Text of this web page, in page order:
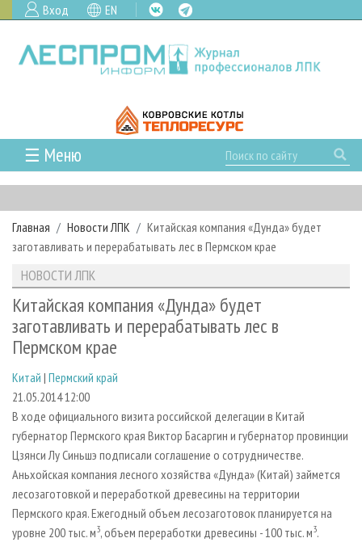
Вход EN
☰ Меню
ГЛАВНАЯ
РУБРИКИ И ТЕМЫ
РУБРИКИ ЖУРНАЛА
ЛЕСОЗАГОТОВКА
ЛЕСОПИЛЕНИЕ
ДЕРЕВООБРАБОТКА
СУШКА ДРЕВЕСИНЫ
ПРОИЗВОДСТВО ДРЕВЕСНЫХ ПЛИТ
ДЕРЕВЯННОЕ ДОМОСТРОЕНИЕ
ПРОИЗВОДСТВО МЕБЕЛИ
БИОЭНЕРГЕТИКА
ЦБП
ИНСТРУМЕНТ И МАТЕРИАЛЫ
НОВОСТИ
НОВОСТИ ЛПК
НОВОСТИ ЖУРНАЛА
НОВОСТИ КОМПАНИЙ
ПРОЕКТЫ ЛПИ
АНАЛИТИКА
ПРЕДПРИЯТИЯ ЛПК
ЛЕСНЫЕ РЕГИОНЫ РОССИИ
ПЕРСОНЫ
МОБИЛЬНЫЕ ВЫСТАВКИ
ОФИЦИАЛЬНЫЕ ДЕЛЕГАЦИИ
ПРИОРИТЕТНЫЕ ИНВЕСТПРОЕКТЫ
RUSSIAN FORESTRY REVIEW
ГАЗЕТА ЛЕСПРОМФОРУМ
БИБЛИОТЕКА СПЕЦИАЛИСТА
АРХИВ
АРХИВ ЖУРНАЛОВ
СТАТЬИ
О ЖУРНАЛЕ
ПОДПИСКА
КОНТАКТЫ
РЕКЛАМОДАТЕЛЯМ
РЕКЛАМА
РЕКЛАМА НА САЙТЕ
Главная Новости ЛПК
Китайская компания «Дунда» будет
заготавливать и перерабатывать лес в Пермском крае
НОВОСТИ ЛПК
Китайская компания «Дунда» будет
заготавливать и перерабатывать лес в
Пермском крае
Китай | Пермский край
21.05.2014 12:00
В ходе официального визита российской делегации в Китай
губернатор Пермского края Виктор Басаргин и губернатор провинции
Цзянси Лу Синьшэ подписали соглашение о сотрудничестве.
Аньхойская компания лесного хозяйства «Дунда» (Китай) займется
лесозаготовкой и переработкой древесины на территории
Пермского края. Ежегодный объем лесозаготовок планируется на
уровне 200 тыс. м3, объем переработки древесины - 100 тыс. м3.